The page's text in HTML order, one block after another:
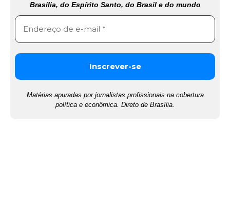
Brasília, do Espírito Santo, do Brasil e do mundo
Matérias apuradas por jornalistas profissionais na cobertura
política e econômica. Direto de Brasília.